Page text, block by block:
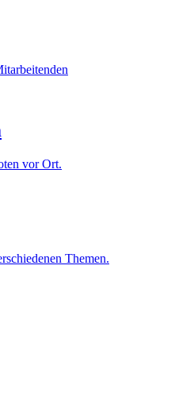
vor Ort.
Themen.